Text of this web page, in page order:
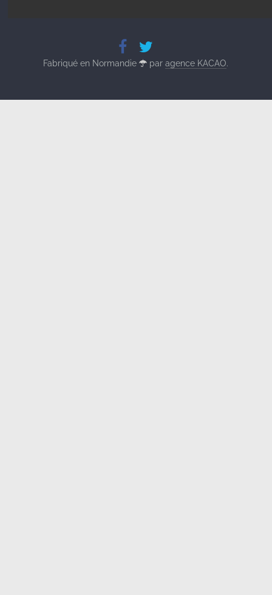
Fabriqué en Normandie paragence KACAO.